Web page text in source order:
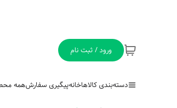
ورود / ثبت نام
دسته‌بندی کالاهاخانهپیگیری سفارشهمه